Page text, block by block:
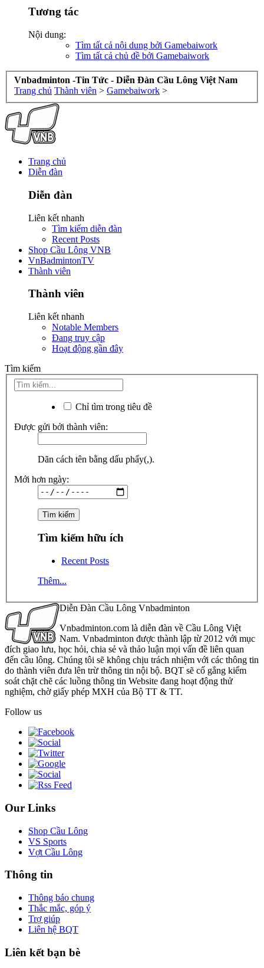
Tương tác
Nội dung:
Tìm tất cả nội dung bởi Gamebaiwork
Tìm tất cả chủ đề bởi Gamebaiwork
Vnbadminton -Tin Tức - Diễn Đàn Cầu Lông Việt Nam
Trang chủ Thành viên > Gamebaiwork >
Trang chủ
Diễn đàn
Diễn đàn
Liên kết nhanh
Tìm kiếm diễn đàn
Recent Posts
Shop Cầu Lông VNB
VnBadmintonTV
Thành viên
Thành viên
Liên kết nhanh
Notable Members
Đang truy cập
Hoạt động gần đây
Tìm kiếm
Chỉ tìm trong tiêu đề
Được gửi bởi thành viên:
Dãn cách tên bằng dấu phẩy(,).
Mới hơn ngày:
Tìm kiếm hữu ích
Recent Posts
Thêm...
Diễn Đàn Cầu Lông Vnbadminton
Vnbadminton.com là diễn đàn về Cầu Lông Việt
Nam. Vnbadminton được thành lập từ 2012 với mục
đích giao lưu, học hỏi, chia sẻ và thảo luận mọi vấn đề liên quan
đến cầu lông. Chúng tôi sẽ không chịu trách nhiệm với các thông tin
do thành viên đưa lên trừ thông tin nội bộ. BQT sẽ cố gắng kiểm
soát chặt chẽ các luồng thông tin Website đang hoạt động thử
nghiệm, chờ giấy phép MXH của Bộ TT & TT.
Follow us
Our Links
Shop Cầu Lông
VS Sports
Vợt Cầu Lông
Thông tin
Thông báo chung
Thắc mắc, góp ý
Trợ giúp
Liên hệ BQT
Liên kết bạn bè